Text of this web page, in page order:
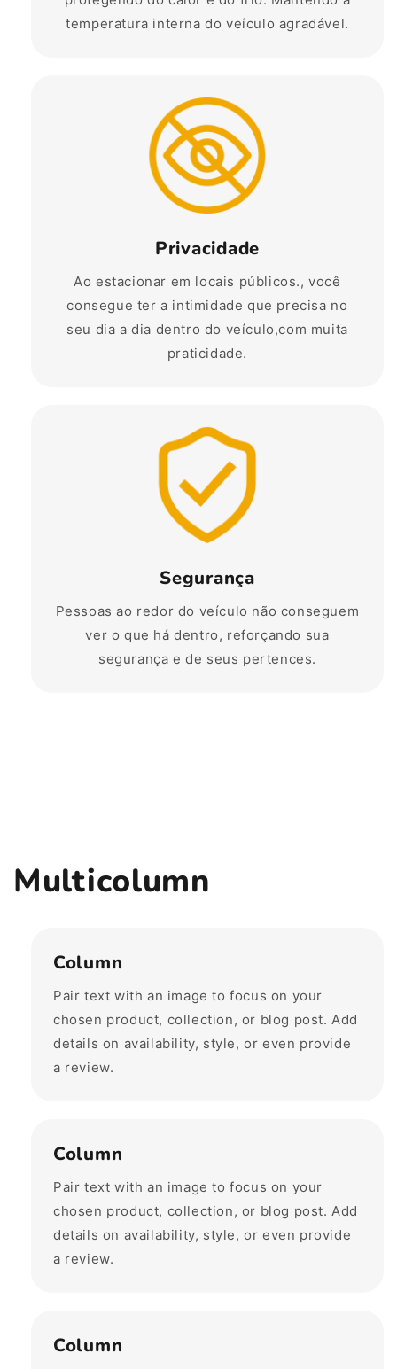
temperatura interna do veículo agradável.
Privacidade
Ao estacionar em locais públicos., você
consegue ter a intimidade que precisa no
seu dia a dia dentro do veículo,com muita
praticidade.
Segurança
Pessoas ao redor do veículo não conseguem
ver o que há dentro, reforçando sua
segurança e de seus pertences.
Multicolumn
Column
Pair text with an image to focus on your
chosen product, collection, or blog post. Add
details on availability, style, or even provide
a review.
Column
Pair text with an image to focus on your
chosen product, collection, or blog post. Add
details on availability, style, or even provide
a review.
Column